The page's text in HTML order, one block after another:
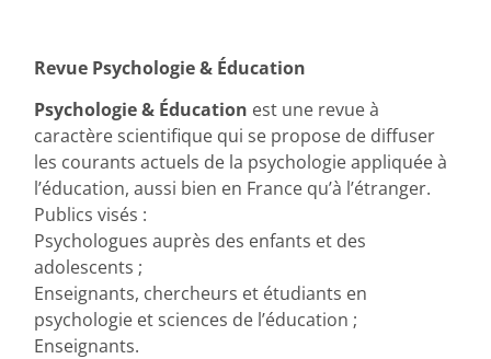
Revue Psychologie & Éducation
Psychologie & Éducation est une revue à
caractère scientifique qui se propose de diffuser
les courants actuels de la psychologie appliquée à
l’éducation, aussi bien en France qu’à l’étranger.
Publics visés :
Psychologues auprès des enfants et des
adolescents ;
Enseignants, chercheurs et étudiants en
psychologie et sciences de l’éducation ;
Enseignants.